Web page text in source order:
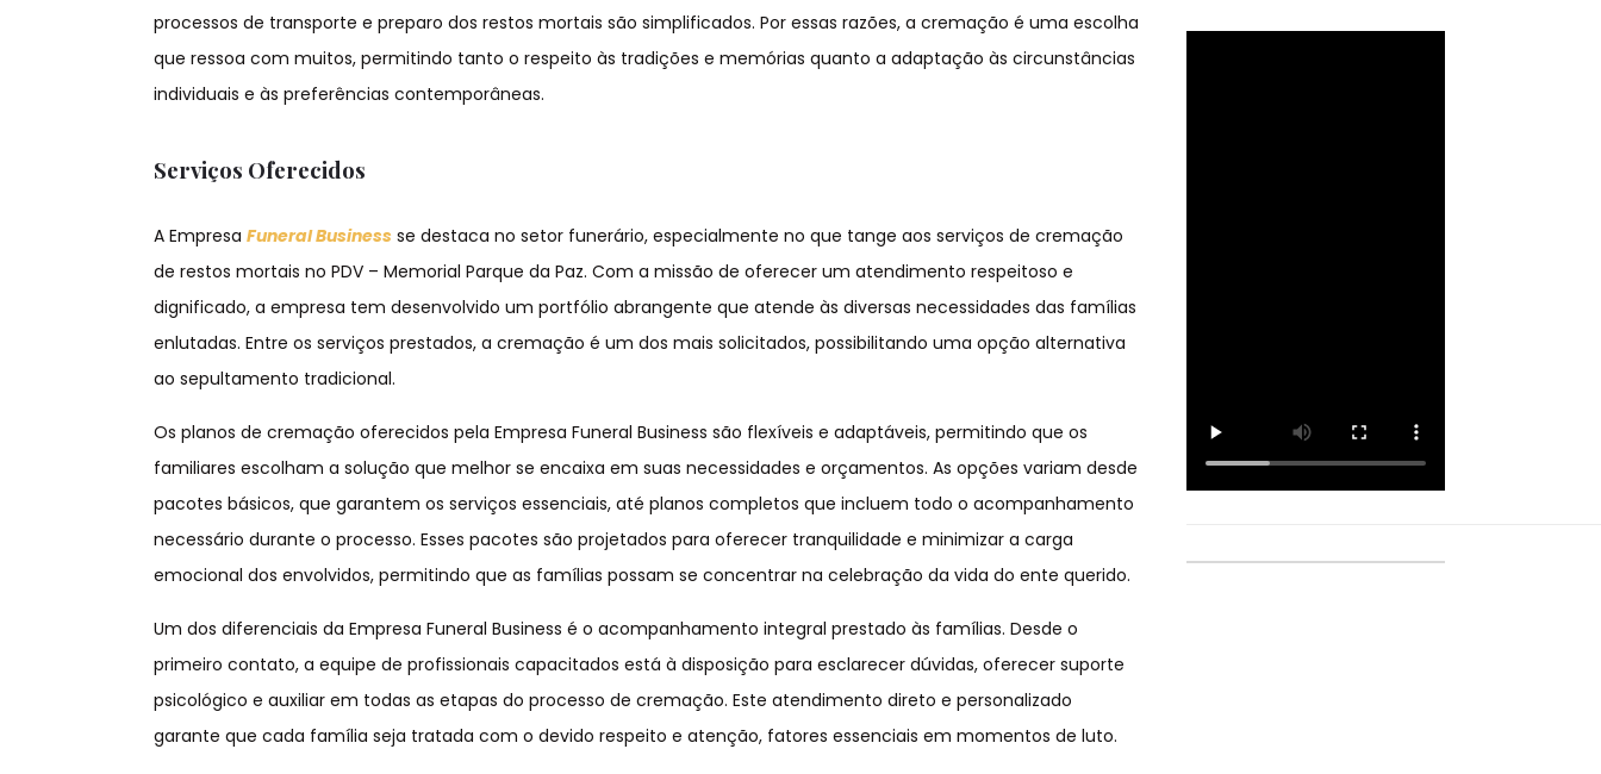
processos de transporte e preparo dos restos mortais são simplificados. Por essas razões, a cremação é uma escolha
que ressoa com muitos, permitindo tanto o respeito às tradições e memórias quanto a adaptação às circunstâncias
individuais e às preferências contemporâneas.
Serviços Oferecidos
A EmpresaFuneral Business se destaca no setor funerário, especialmente no que tange aos serviços de cremação
de restos mortais no PDV – Memorial Parque da Paz. Com a missão de oferecer um atendimento respeitoso e
dignificado, a empresa tem desenvolvido um portfólio abrangente que atende às diversas necessidades das famílias
enlutadas. Entre os serviços prestados, a cremação é um dos mais solicitados, possibilitando uma opção alternativa
ao sepultamento tradicional.
Os planos de cremação oferecidos pela Empresa Funeral Business são flexíveis e adaptáveis, permitindo que os
familiares escolham a solução que melhor se encaixa em suas necessidades e orçamentos. As opções variam desde
pacotes básicos, que garantem os serviços essenciais, até planos completos que incluem todo o acompanhamento
necessário durante o processo. Esses pacotes são projetados para oferecer tranquilidade e minimizar a carga
emocional dos envolvidos, permitindo que as famílias possam se concentrar na celebração da vida do ente querido.
Um dos diferenciais da Empresa Funeral Business é o acompanhamento integral prestado às famílias. Desde o
primeiro contato, a equipe de profissionais capacitados está à disposição para esclarecer dúvidas, oferecer suporte
psicológico e auxiliar em todas as etapas do processo de cremação. Este atendimento direto e personalizado
garante que cada família seja tratada com o devido respeito e atenção, fatores essenciais em momentos de luto.